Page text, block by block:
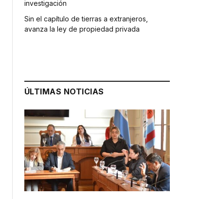
investigación
Sin el capítulo de tierras a extranjeros,
avanza la ley de propiedad privada
ÚLTIMAS NOTICIAS